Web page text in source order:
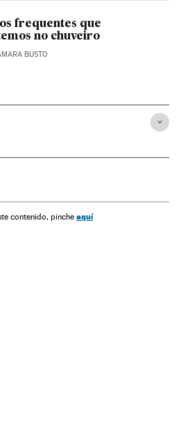
frequentes que
no chuveiro
BUSTO
contenido, pinche aquí